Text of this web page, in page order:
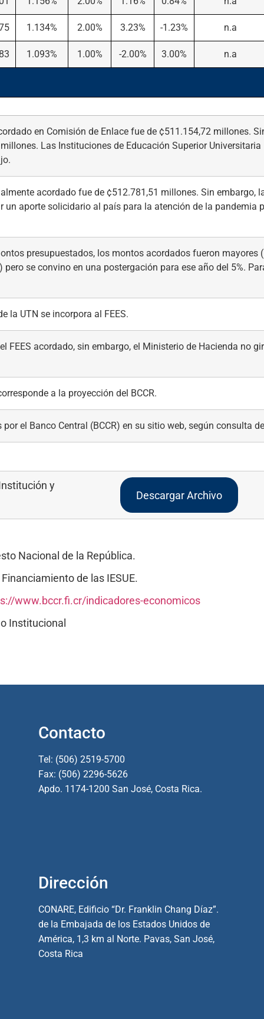
1.134% 2.00% 3.23% -1.23% n.a
1.093% 1.00% -2.00% 3.00% n.a
en Comisión de Enlace fue de ¢511.154,72 millones.
Las Instituciones de Educación Superior
acordado fue de ¢512.781,51 millones. Sin embargo,
aporte solicidario al país para la atención de la pandemia
presupuestados, los montos acordados fueron mayores
se convino en una postergación para ese año del 5%.
la UTN se incorpora al FEES.
FEES acordado, sin embargo, el Ministerio de Hacienda no
a la proyección del BCCR.
el Banco Central (BCCR) en su sitio web, según consulta
y
Descargar Archivo
Nacional de la República.
de las IESUE.
www.bccr.fi.cr/indicadores-economicos
Institucional
Contacto
Tel: (506) 2519-5700
Fax: (506) 2296-5626
Apdo. 1174-1200 San José, Costa Rica.
Dirección
CONARE, Edificio “Dr. Franklin Chang Díaz”.
de la Embajada de los Estados Unidos de
América, 1,3 km al Norte. Pavas, San José,
Costa Rica